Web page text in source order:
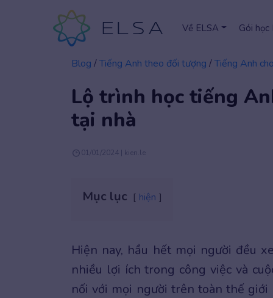
Về ELSA Gói học
Blog /Tiếng Anh theo đối tượng /Tiếng Anh
Lộ trình học tiếng
tại nhà
01/01/2024 | kien.le
Mục lục hiện
Hiện nay, hầu hết mọi người đều
nhiều lợi ích trong công việc và
nối với mọi người trên toàn thế